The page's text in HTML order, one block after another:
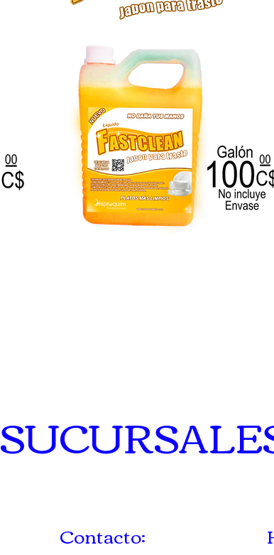
Contacto: